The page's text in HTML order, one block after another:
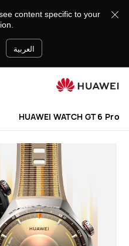
WATCH
content specific to your
العربية
HUAWEI WATCH GT 6 Pro